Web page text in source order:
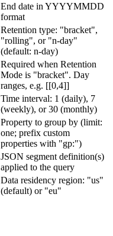
End date in YYYYMMDD
format
Retention type: "bracket",
"rolling", or "n-day"
(default: n-day)
Required when Retention
Mode is "bracket". Day
ranges, e.g. [[0,4]]
Time interval: 1 (daily), 7
(weekly), or 30 (monthly)
Property to group by (limit:
one; prefix custom
properties with "gp:")
JSON segment definition(s)
applied to the query
Data residency region: "us"
(default) or "eu"